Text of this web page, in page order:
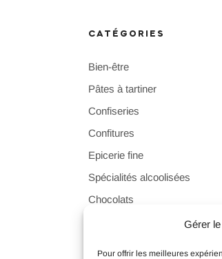
Gérer
Pour offrir les meilleures
CATÉGORIES
Bien-être
Pâtes à tartiner
Confiseries
Confitures
Epicerie fine
Spécialités alcoolisées
Chocolats